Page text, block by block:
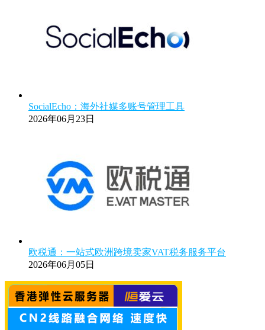
SocialEcho：海外社媒多账号管理工具
2026年06月23日
欧税通：一站式欧洲跨境卖家VAT税务服务平台
2026年06月05日